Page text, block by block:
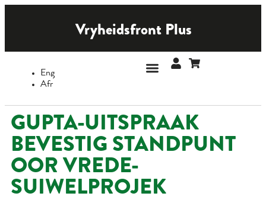
Vryheidsfront Plus
Eng
Afr
GUPTA-UITSPRAAK
BEVESTIG STANDPUNT
OOR VREDE-
SUIWELPROJEK